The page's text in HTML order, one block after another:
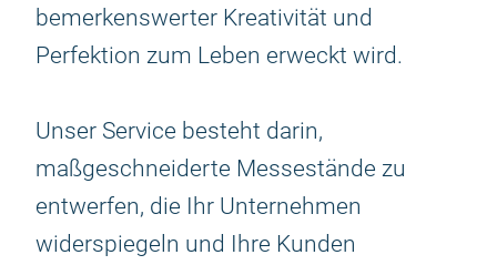
bemerkenswerter Kreativität und
Perfektion zum Leben erweckt wird.
Unser Service besteht darin,
maßgeschneiderte Messestände zu
entwerfen, die Ihr Unternehmen
widerspiegeln und Ihre Kunden